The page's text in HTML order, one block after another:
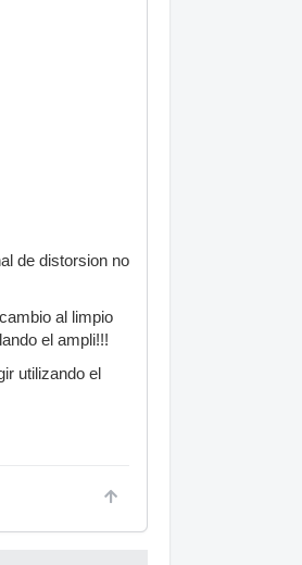
de distorsion no
al limpio
el ampli!!!
utilizando el